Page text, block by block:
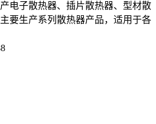
电子散热器、插片散热器、型材散
要生产系列散热器产品，适用于各